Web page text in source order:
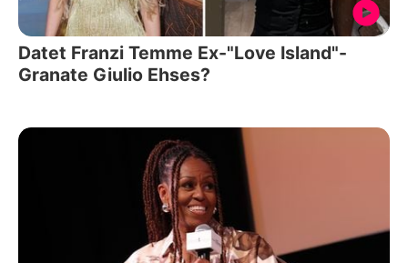
Datet Franzi Temme Ex-"Love Island"-
Granate Giulio Ehses?